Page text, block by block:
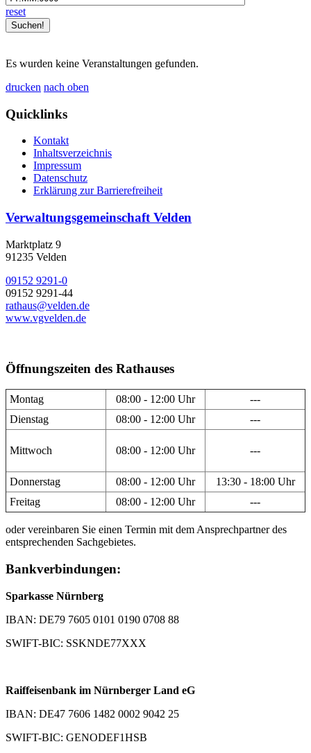
reset
Es wurden keine Veranstaltungen gefunden.
drucken nach oben
Quicklinks
Kontakt
Inhaltsverzeichnis
Impressum
Datenschutz
Erklärung zur Barrierefreiheit
Verwaltungsgemeinschaft Velden
Marktplatz 9
91235 Velden
09152 9291-0
09152 9291-44
rathaus@velden.de
www.vgvelden.de
Öffnungszeiten des Rathauses
Montag 08:00 - 12:00 Uhr
---
Dienstag
08:00 - 12:00 Uhr ---
Mittwoch 08:00 - 12:00 Uhr ---
Donnerstag 08:00 - 12:00 Uhr
13:30 - 18:00 Uhr
Freitag
08:00 - 12:00 Uhr ---
oder vereinbaren Sie einen Termin mit dem Ansprechpartner des
entsprechenden Sachgebietes.
Bankverbindungen:
Sparkasse Nürnberg
IBAN: DE79 7605 0101 0190 0708 88
SWIFT-BIC: SSKNDE77XXX
Raiffeisenbank im Nürnberger Land eG
IBAN: DE47 7606 1482 0002 9042 25
SWIFT-BIC: GENODEF1HSB